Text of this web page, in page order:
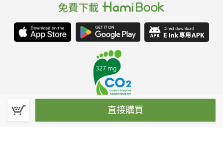
直接購買